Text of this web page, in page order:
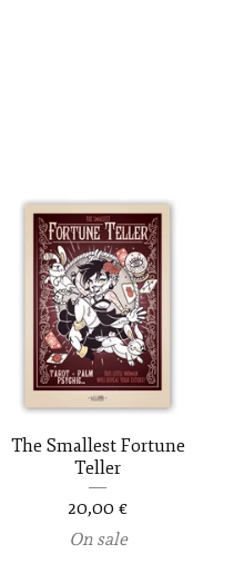
The Smallest Fortune
Teller
20,00 €
On sale